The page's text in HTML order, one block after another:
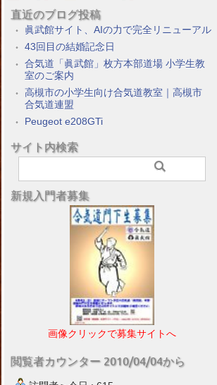
直近のブログ投稿
眞武館サイト、AIの力で完全リニューアル
43回目の結婚記念日
合気道「眞武館」枚方本部道場 小学生教
室のご案内
高槻市の小学生向け合気道教室｜高槻市
合気道連盟
Peugeot e208GTi
サイト内検索
新規入門者募集
画像クリックで募集サイトへ
閲覧者カウンター 2010/04/04から